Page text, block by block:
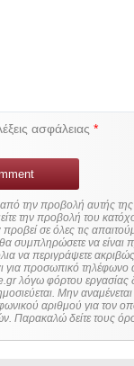
ασφάλειας*
την προβολή αυτής
την προβολή του
σε όλες τις
συμπληρώσετε να είναι
να περιγράψετε
λόγω φόρτου
Μην
αριθμού για τον
Παρακαλώ δείτε τους